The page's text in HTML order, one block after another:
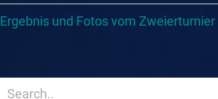
Ergebnis und Fotos vom Zweierturnier